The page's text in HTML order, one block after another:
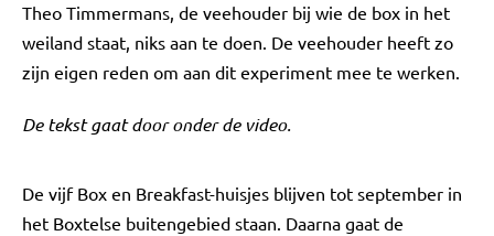
Theo Timmermans, de veehouder bij wie de box in het
weiland staat, niks aan te doen. De veehouder heeft zo
zijn eigen reden om aan dit experiment mee te werken.
De tekst gaat door onder de video.
De vijf Box en Breakfast-huisjes blijven tot september in
het Boxtelse buitengebied staan. Daarna gaat de